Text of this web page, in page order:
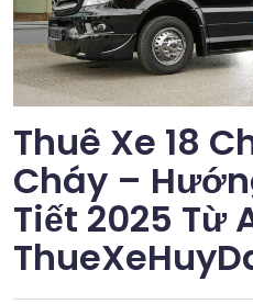
Thuê Xe 18
Cháy –
Tiết 2025 Từ